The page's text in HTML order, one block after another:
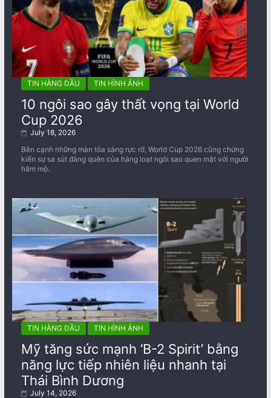
TIN HÀNG ĐẦU TIN HÌNH ẢNH
10 ngôi sao gây thất vọng tại World
Cup 2026
July 18, 2026
Bên cạnh những màn tỏa sáng rực rỡ, World Cup 2026 cũng chứng
kiến sự sa sút đáng quên của hàng loạt ngôi sao quen mặt với người
hâm mộ.
TIN HÀNG ĐẦU TIN HÌNH ẢNH
Mỹ tăng sức mạnh ‘B-2 Spirit’ bằng
năng lực tiếp nhiên liệu nhanh tại
Thái Bình Dương
July 14, 2026